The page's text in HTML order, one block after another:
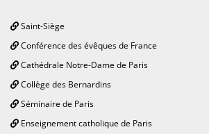
Saint-Siège
Conférence des évêques de France
Cathédrale Notre-Dame de Paris
Collège des Bernardins
Séminaire de Paris
Enseignement catholique de Paris